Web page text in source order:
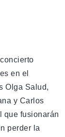
en el
Olga Salud,
y Carlos
que fusionarán
perder la